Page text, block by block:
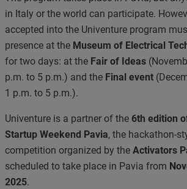
in Italy or the world can participate.
accepted into the Univenture program
presence at the Museum of Electrical
for two days: at the Fair of Ideas
p.m. to 5 p.m.) and the Final event
1 p.m. to 5 p.m.).
Univenture is a partner of the 6th edition
Startup Weekend Pavia, the hackathon-
competition organized by the Activators
scheduled to take place in Pavia from
2025.